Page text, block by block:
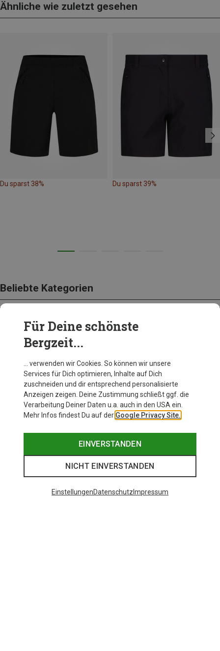
Ähnliche wie zuletzt gesehen
Du sparst 38% Du sparst 39%
Beliebte Kategorien
BEKLEIDUNG
Für Deine schönste
Bergzeit...
… verwenden wir Cookies. So können wir unsere
Services für Dich optimieren, Inhalte auf Dich
zuschneiden und dir entsprechend personalisierte
Anzeigen zeigen. Deine Zustimmung schließt ggf. die
Verarbeitung Deiner Daten u.a. auch in den USA ein.
Mehr Infos findest Du auf der Google Privacy Site.
EINVERSTANDEN
NICHT EINVERSTANDEN
EinstellungenDatenschutz Impressum